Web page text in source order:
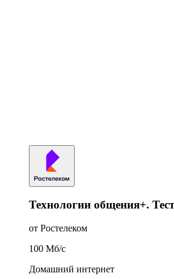
Технологии общения+.
от Ростелеком
100 Мб/c
Домашний интернет